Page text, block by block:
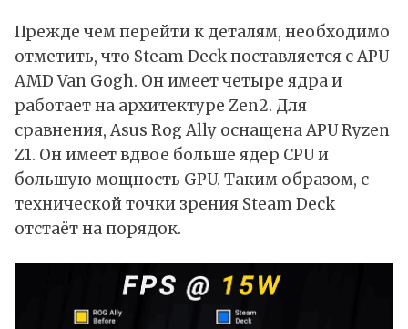
Прежде чем перейти к деталям, необходимо
отметить, что Steam Deck поставляется с APU
AMD Van Gogh. Он имеет четыре ядра и
работает на архитектуре Zen2. Для
сравнения, Asus Rog Ally оснащена APU Ryzen
Z1. Он имеет вдвое больше ядер CPU и
большую мощность GPU. Таким образом, с
технической точки зрения Steam Deck
отстаёт на порядок.